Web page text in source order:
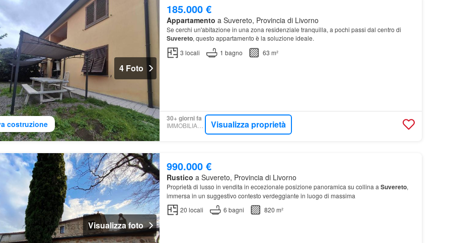
costruzione
4 Foto
185.000 €
Appartamento a Suvereto, Provincia di Livorno
Se cerchi un'abitazione in una zona residenziale tranquilla, a pochi passi dal centro di
Suvereto, questo appartamento è la soluzione ideale.
3 locali 1 bagno 63 m²
30+ giorni fa
IMMOBILIARE.IT Visualizza proprietà
Visualizza foto
990.000 €
Rustico a Suvereto, Provincia di Livorno
Proprietà di lusso in vendita in eccezionale posizione panoramica su collina a Suvereto,
immersa in un suggestivo contesto verdeggiante in luogo di massima
20 locali 6 bagni 820 m²